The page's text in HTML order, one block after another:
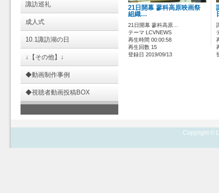
諏訪巡礼
成人式
10.1諏訪湖の日
↓【その他】↓
◆動画制作事例
◆視聴者動画投稿BOX
21日開幕 蓼科高原映画祭
組織…
21日開幕 蓼科高原…
テーマ LCVNEWS
再生時間 00:00:58
再生回数 15
登録日 2019/09/13
Copyright ©